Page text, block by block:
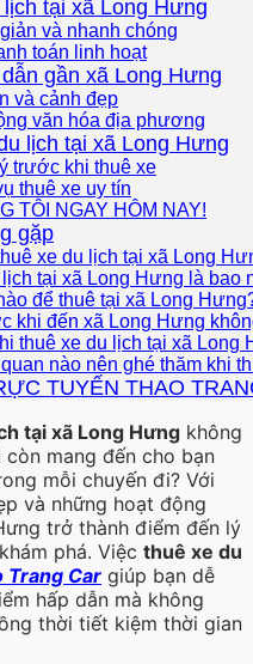
tại xã Long Hưng
và nhanh chóng
toán linh hoạt
gần xã Long Hưng
và cảnh đẹp
văn hóa địa phương
lịch tại xã Long Hưng
trước khi thuê xe
thuê xe uy tín
TÔI NGAY HÔM NAY!
gặp
xe du lịch tại xã Long
tại xã Long Hưng là bao
để thuê tại xã Long
khi đến xã Long Hưng
thuê xe du lịch tại xã Long
nào nên ghé thăm khi
TUYẾN THAO
tại xã Long Hưng không
mang đến cho bạn
mỗi chuyến đi? Với
và những hoạt động
trở thành điểm đến lý
phá. Việc thuê xe du
Trang Car giúp bạn dễ
hấp dẫn mà không
thời tiết kiệm thời gian